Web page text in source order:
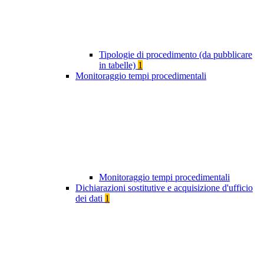
Tipologie di procedimento (da pubblicare
in tabelle) 1
Monitoraggio tempi procedimentali
Monitoraggio tempi procedimentali
Dichiarazioni sostitutive e acquisizione d'ufficio
dei dati 1